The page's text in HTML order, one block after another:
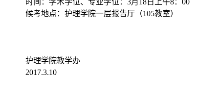
候考地点：护理学院一层报告厅（105教室）
护理学院教学办
2017.3.10